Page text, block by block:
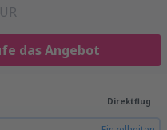
das Angebot
Direktflug